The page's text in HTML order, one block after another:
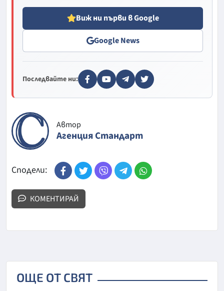
Виж ни първи в Google
Google News
Последвайте ни:
Автор
Агенция Стандарт
Сподели:
КОМЕНТИРАЙ
ОЩЕ ОТ СВЯТ